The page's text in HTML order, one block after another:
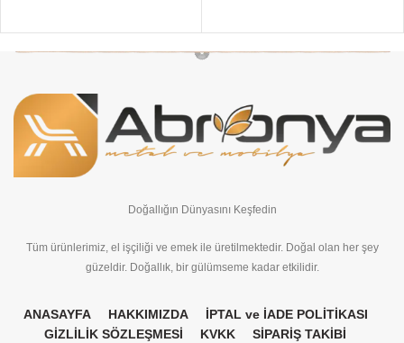
Doğallığın Dünyasını Keşfedin
Tüm ürünlerimiz, el işçiliği ve emek ile üretilmektedir. Doğal olan her şey
güzeldir. Doğallık, bir gülümseme kadar etkilidir.
ANASAYFA HAKKIMIZDA
İPTAL ve İADE POLİTİKASI
GİZLİLİK SÖZLEŞMESİ
KVKK
SİPARİŞ TAKİBİ